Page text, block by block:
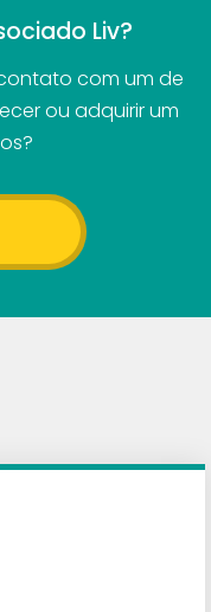
Liv?
com um de
ou adquirir um